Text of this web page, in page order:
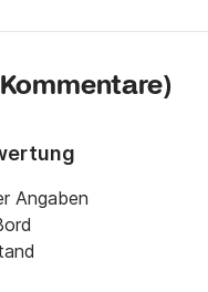
)
Angaben